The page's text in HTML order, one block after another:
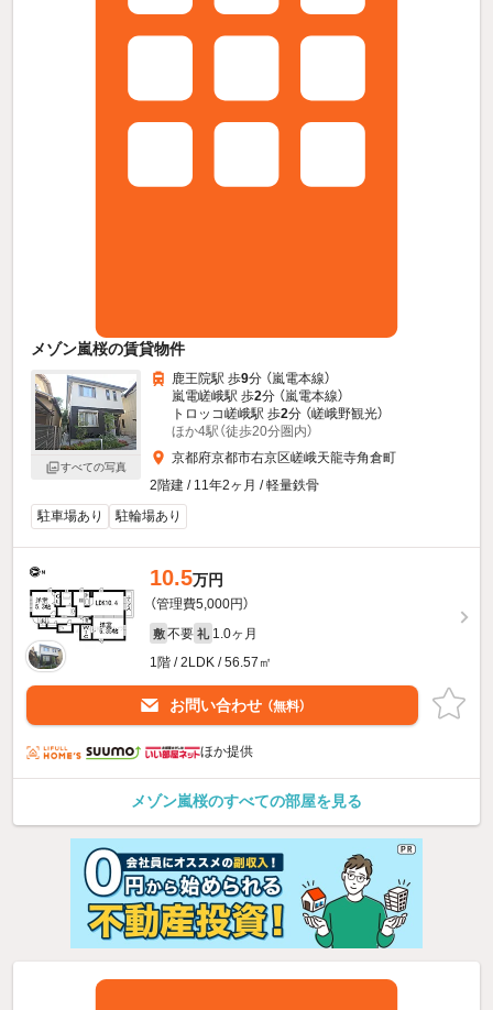
メゾン嵐桜の賃貸物件
すべての写真
鹿王院駅 歩9分 （嵐電本線）
嵐電嵯峨駅 歩2分 （嵐電本線）
トロッコ嵯峨駅 歩2分 （嵯峨野観光）
ほか4駅（徒歩20分圏内）
京都府京都市右京区嵯峨天龍寺角倉町
2階建 / 11年2ヶ月 / 軽量鉄骨
駐車場あり
駐輪場あり
10.5万円
（管理費5,000円）
敷 不要 礼 1.0ヶ月
1階 / 2LDK / 56.57㎡
お問い合わせ （無料）
ほか提供
メゾン嵐桜のすべての部屋を見る